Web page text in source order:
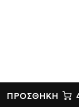
ΠΡΟΣΘΉΚΗ